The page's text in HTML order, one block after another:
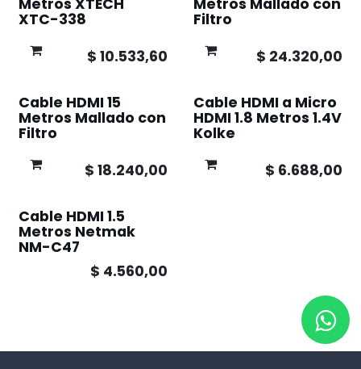
Metros XTECH
XTC-338
$ 10.533,60
Metros Mallado con
Filtro
$ 24.320,00
Cable HDMI 15
Metros Mallado con
Filtro
$ 18.240,00
Cable HDMI a Micro
HDMI 1.8 Metros 1.4V
Kolke
$ 6.688,00
Cable HDMI 1.5
Metros Netmak
NM-C47
$ 4.560,00